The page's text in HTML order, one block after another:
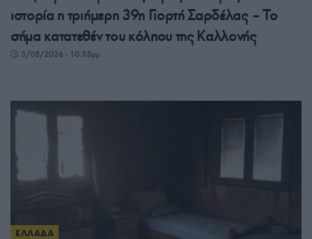
ιστορία η τριήμερη 39η Γιορτή Σαρδέλας – Το
σήμα κατατεθέν του κόλπου της Καλλονής
5/08/2026 - 10:35μμ
ΕΛΛΑΔΑ